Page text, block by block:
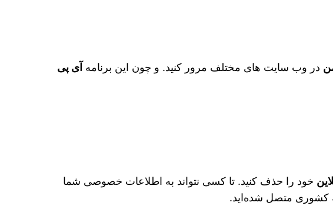
در وب سایت‌ های مختلف مرور کنید. و چون این برنامه آی پی
خود را حذف کنید. تا کسی نتواند به اطلاعات خصوصی شما
کشوری متصل شده‌اید.